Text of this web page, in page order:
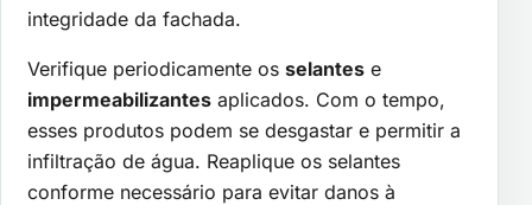
integridade da fachada.
Verifique periodicamente os selantes e
impermeabilizantes aplicados. Com o tempo,
esses produtos podem se desgastar e permitir a
infiltração de água. Reaplique os selantes
conforme necessário para evitar danos à